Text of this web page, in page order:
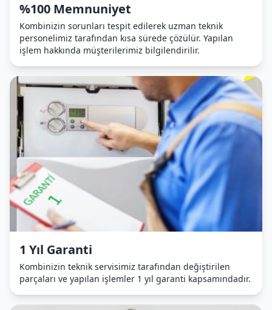
%100 Memnuniyet
Kombinizin sorunları tespit edilerek uzman teknik
personelimiz tarafından kısa sürede çözülür. Yapılan
işlem hakkında müşterilerimiz bilgilendirilir.
1 Yıl Garanti
Kombinizin teknik servisimiz tarafından değiştirilen
parçaları ve yapılan işlemler 1 yıl garanti kapsamındadır.